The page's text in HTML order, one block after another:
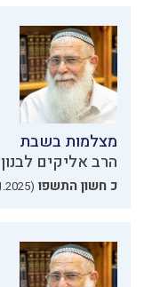
מצלמות בשבת
הרב אליקים לבנון
כ חשון התשפו (11.11.2025)